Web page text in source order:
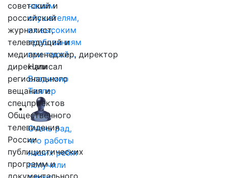
нашим
слушателям,
их высоким
требованиям
при такой…
Написал
Владимир
Таллер
Очень рад,
что работы
наших ребят
получили
советский и
российский
журналист,
телеведущий и
медиаменеджер, директор
дирекции
регионального
вещания и
спецпроектов
Общественного
телевидения
России
публицистических
программ и
документального